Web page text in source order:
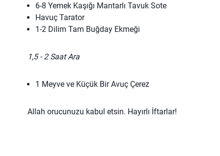
6-8 Yemek Kaşığı Mantarlı Tavuk Sote
Havuç Tarator
1-2 Dilim Tam Buğday Ekmeği
1,5 - 2 Saat Ara
1 Meyve ve Küçük Bir Avuç Çerez
Allah orucunuzu kabul etsin. Hayırlı İftarlar!